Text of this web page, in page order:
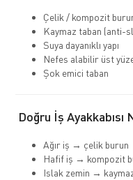
Çelik / kompozit
Kaymaz taban (anti-
Suya dayanıklı yapı
Nefes alabilir üst
Şok emici taban
Doğru İş Ayakkabısı
Ağır iş → çelik burun
Hafif iş → kompozit
Islak zemin →